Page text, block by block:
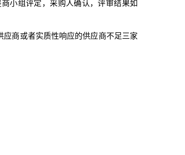
小组评定，采购人确认，评审结果如
商或者实质性响应的供应商不足三家